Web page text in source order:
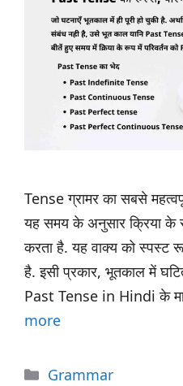
Tense ग्रामर का सबसे
यह समय के अनुसार क्रिया के
करता है. यह वाक्य को स्पस्ट
है. इसी प्रकार, भूतकाल में
Past Tense in Hindi के
more
Categories
Grammar